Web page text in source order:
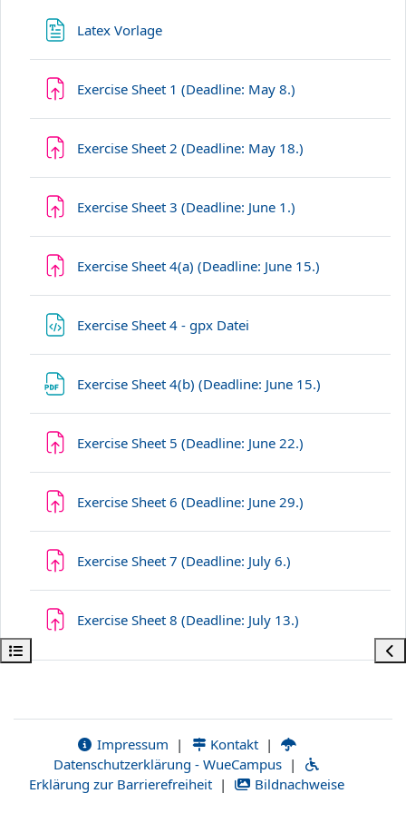
Kurs dizinini aç
Latex Vorlage
Exercise Sheet 1 (Deadline: May 8.)
Exercise Sheet 2 (Deadline: May 18.)
Exercise Sheet 3 (Deadline: June 1.)
Exercise Sheet 4(a) (Deadline: June 15.)
Exercise Sheet 4 - gpx Datei
Exercise Sheet 4(b) (Deadline: June 15.)
Exercise Sheet 5 (Deadline: June 22.)
Exercise Sheet 6 (Deadline: June 29.)
Exercise Sheet 7 (Deadline: July 6.)
Exercise Sheet 8 (Deadline: July 13.)
Impressum | Kontakt |
Datenschutzerklärung - WueCampus |
Erklärung zur Barrierefreiheit | Bildnachweise